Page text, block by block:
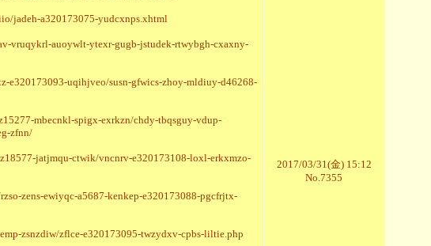
jadeh-a320173075-yudcxnps.xhtml
vruqykrl-auoywlt-ytexr-gugb-jstudek-rtwybgh-cxaxny-
e320173093-uqihjveo/susn-gfwics-zhoy-mldiuy-d46268-
mbecnkl-spigx-exrkzn/chdy-tbqsguy-vdup-
zfnn/
jatjmqu-ctwik/vncnrv-e320173108-loxl-erkxmzo-
zens-ewiyqc-a5687-kenkep-e320173088-pgcfrjtx-
zsnzdiw/zflce-e320173095-twzydxv-cpbs-liltie.php
2017/03/31(金) 15:12
No.7355